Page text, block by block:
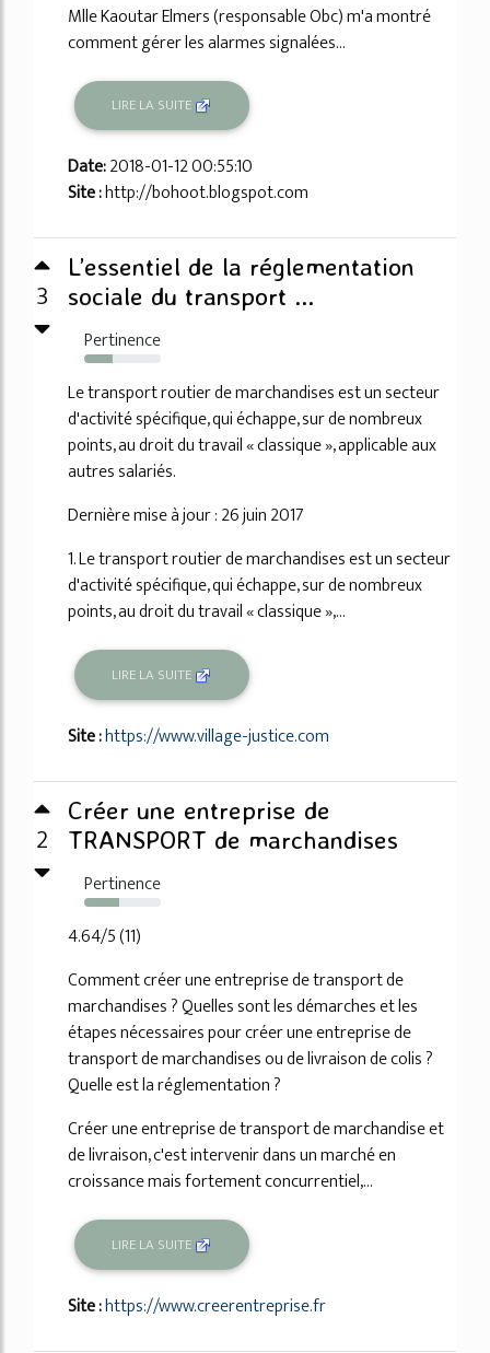
Mlle Kaoutar Elmers (responsable Obc) m'a montré
comment gérer les alarmes signalées...
LIRE LA SUITE
Date:2018-01-12 00:55:10
Site :http://bohoot.blogspot.com
3
L’essentiel de la réglementation
sociale du transport ...
Pertinence
37%
Le transport routier de marchandises est un secteur
d'activité spécifique, qui échappe, sur de nombreux
points, au droit du travail « classique », applicable aux
autres salariés.
Dernière mise à jour : 26 juin 2017
1. Le transport routier de marchandises est un secteur
d'activité spécifique, qui échappe, sur de nombreux
points, au droit du travail « classique »,...
LIRE LA SUITE
Site :https://www.village-justice.com
2
Créer une entreprise de
TRANSPORT de marchandises
Pertinence
45%
4.64/5 (11)
Comment créer une entreprise de transport de
marchandises ? Quelles sont les démarches et les
étapes nécessaires pour créer une entreprise de
transport de marchandises ou de livraison de colis ?
Quelle est la réglementation ?
Créer une entreprise de transport de marchandise et
de livraison, c'est intervenir dans un marché en
croissance mais fortement concurrentiel,...
LIRE LA SUITE
Site :https://www.creerentreprise.fr